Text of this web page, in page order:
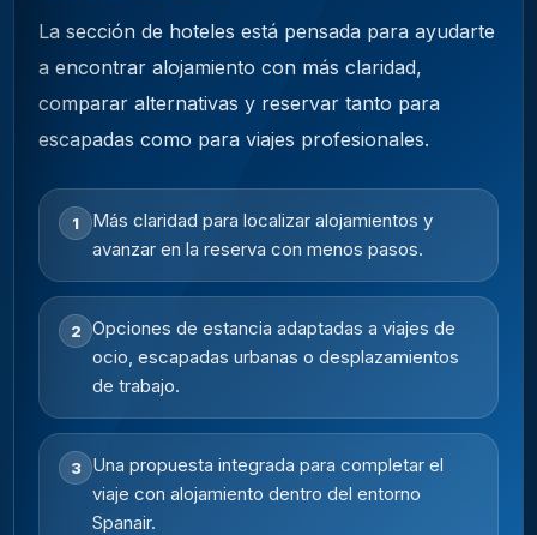
La sección de hoteles está pensada para ayudarte
a encontrar alojamiento con más claridad,
comparar alternativas y reservar tanto para
escapadas como para viajes profesionales.
1
Más claridad para localizar alojamientos y
avanzar en la reserva con menos pasos.
2
Opciones de estancia adaptadas a viajes de
ocio, escapadas urbanas o desplazamientos
de trabajo.
3
Una propuesta integrada para completar el
viaje con alojamiento dentro del entorno
Spanair.